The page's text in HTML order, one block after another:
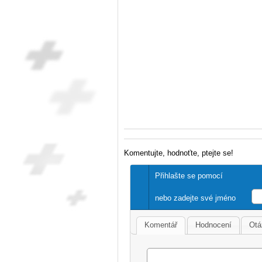
Komentujte, hodnoťte, ptejte se!
Přihlašte se pomocí
nebo zadejte své jméno
Komentář Hodnocení